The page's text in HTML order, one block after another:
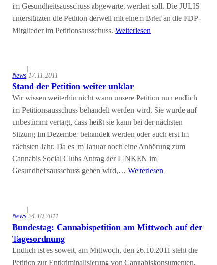
im Gesundheitsausschuss abgewartet werden soll. Die JULIS
unterstützten die Petition derweil mit einem Brief an die FDP-
Mitglieder im Petitionsausschuss.Weiterlesen
News
|
17.11.2011
Stand der Petition weiter unklar
Wir wissen weiterhin nicht wann unsere Petition nun endlich
im Petitionsausschuss behandelt werden wird. Sie wurde auf
unbestimmt vertagt, dass heißt sie kann bei der nächsten
Sitzung im Dezember behandelt werden oder auch erst im
nächsten Jahr. Da es im Januar noch eine Anhörung zum
Cannabis Social Clubs Antrag der LINKEN im
Gesundheitsausschuss geben wird,…Weiterlesen
News
|
24.10.2011
Bundestag: Cannabispetition am Mittwoch auf der
Tagesordnung
Endlich ist es soweit, am Mittwoch, den 26.10.2011 steht die
Petition zur Entkriminalisierung von Cannabiskonsumenten,